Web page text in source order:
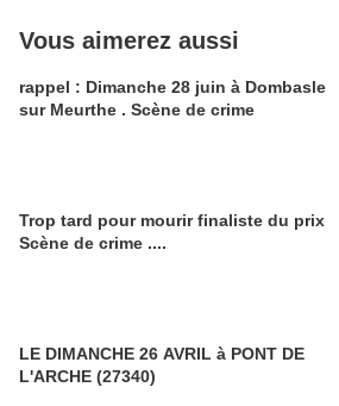
Vous aimerez aussi
rappel : Dimanche 28 juin à Dombasle
sur Meurthe . Scène de crime
Trop tard pour mourir finaliste du prix
Scène de crime ....
LE DIMANCHE 26 AVRIL à PONT DE
L'ARCHE (27340)